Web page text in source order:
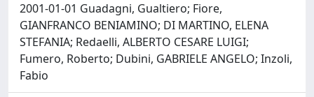
2001-01-01 Guadagni, Gualtiero; Fiore,
GIANFRANCO BENIAMINO; DI MARTINO, ELENA
STEFANIA; Redaelli, ALBERTO CESARE LUIGI;
Fumero, Roberto; Dubini, GABRIELE ANGELO; Inzoli,
Fabio